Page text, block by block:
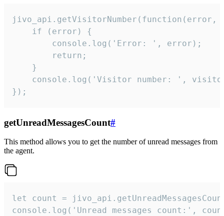
jivo_api.getVisitorNumber(function(error,
    if (error) {
        console.log('Error: ', error);
        return;
    }
console.log('Visitor number: ',
});
getUnreadMessagesCount#
This method allows you to get the number of unread messages from
the agent.
let count =
console.log('Unread messages count:',